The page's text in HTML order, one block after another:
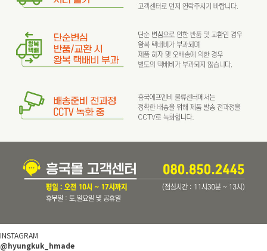
INSTAGRAM
@hyungkuk_hmade